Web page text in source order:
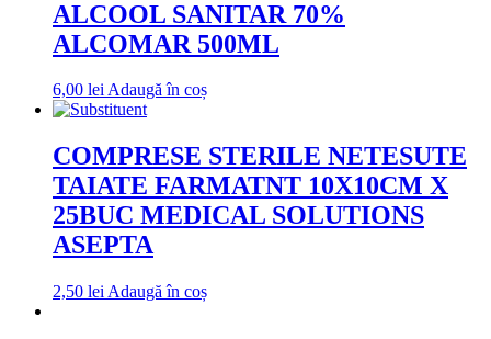
ALCOOL SANITAR 70%
ALCOMAR 500ML
6,00 leiAdaugă în coș
COMPRESE STERILE NETESUTE
TAIATE FARMATNT 10X10CM X
25BUC MEDICAL SOLUTIONS
ASEPTA
2,50 lei Adaugă în coș